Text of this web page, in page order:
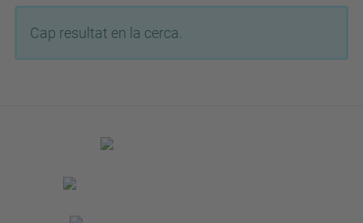
Cap resultat en la cerca.